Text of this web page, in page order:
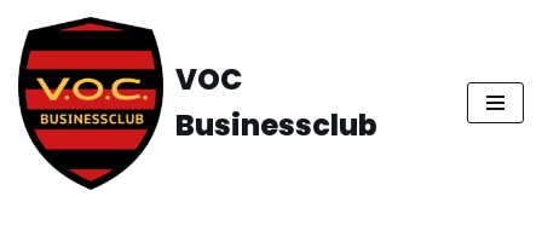
Ga
naar
de
inhoud
VOC
Businessclub